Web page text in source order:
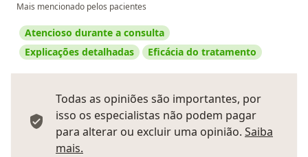
Mais mencionado pelos pacientes
Atencioso durante a consulta
Explicações detalhadas
Eficácia do tratamento
Todas as opiniões são importantes, por
isso os especialistas não podem pagar
para alterar ou excluir uma opinião. Saiba
mais.